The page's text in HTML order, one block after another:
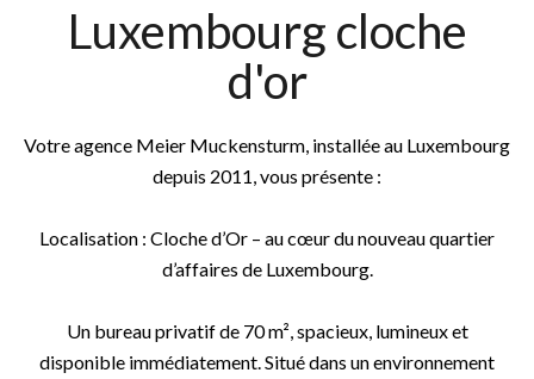
Luxembourg cloche
d'or
Votre agence Meier Muckensturm, installée au Luxembourg
depuis 2011, vous présente :
Localisation : Cloche d’Or – au cœur du nouveau quartier
d’affaires de Luxembourg.
Un bureau privatif de 70 m², spacieux, lumineux et
disponible immédiatement. Situé dans un environnement